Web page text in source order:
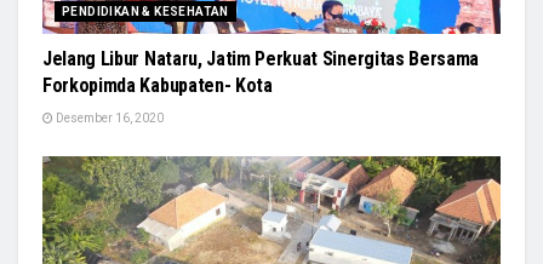
PENDIDIKAN & KESEHATAN
Jelang Libur Nataru, Jatim Perkuat Sinergitas Bersama
Forkopimda Kabupaten- Kota
Desember 16, 2020